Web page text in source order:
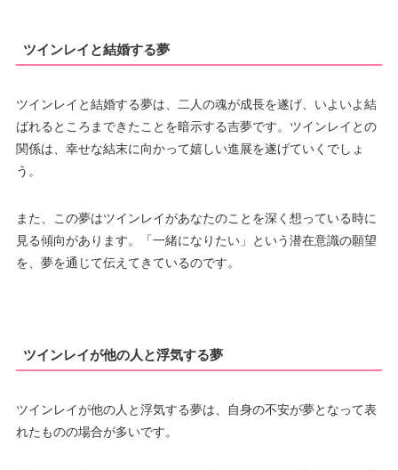
ツインレイと結婚する夢
ツインレイと結婚する夢は、二人の魂が成長を遂げ、いよいよ結
ばれるところまできたことを暗示する吉夢です。ツインレイとの
関係は、幸せな結末に向かって嬉しい進展を遂げていくでしょ
う。
また、この夢はツインレイがあなたのことを深く想っている時に
見る傾向があります。「一緒になりたい」という潜在意識の願望
を、夢を通じて伝えてきているのです。
ツインレイが他の人と浮気する夢
ツインレイが他の人と浮気する夢は、自身の不安が夢となって表
れたものの場合が多いです。